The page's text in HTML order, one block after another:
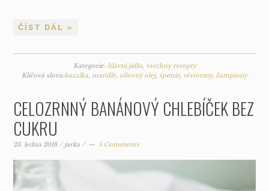
ČÍST DÁL »
Kategorie: hlavní jídlo, všechny recepty
Klíčová slova:bazalka, mandle, olivový olej, špenát, těstoviny, žampiony
CELOZRNNÝ BANÁNOVÝ CHLEBÍČEK BEZ
CUKRU
23. ledna 2018/jarka / 5 Comments